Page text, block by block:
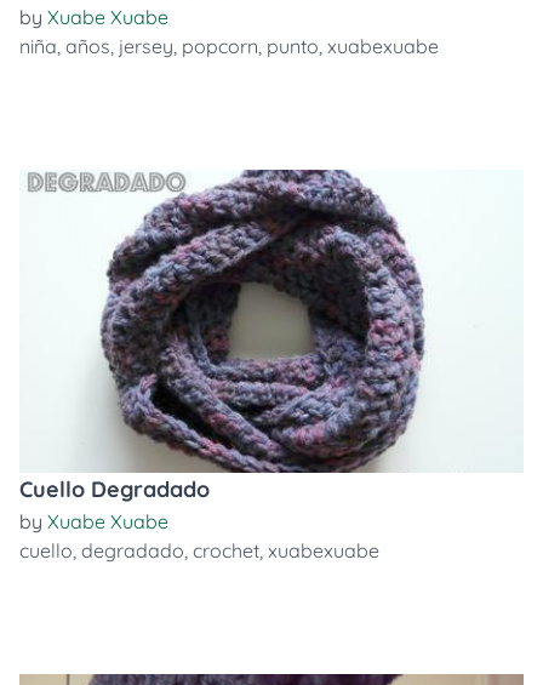
by Xuabe Xuabe
niña, años, jersey, popcorn, punto, xuabexuabe
Cuello Degradado
by Xuabe Xuabe
cuello, degradado, crochet, xuabexuabe